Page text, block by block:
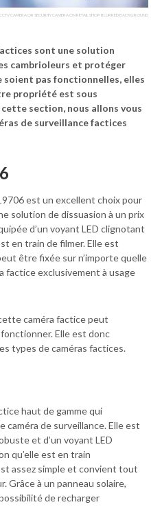
CAMERA OR SECURITY CAMERA ON RETAIL SHOP BLURRED BACKGROUND
sont une solution
cambrioleurs et protéger
soient pas fonctionnelles, elles
propriété est sous
section, nous allons vous
de surveillance factices
est un excellent choix pour
solution de dissuasion à un prix
d’un voyant LED clignotant
en train de filmer. Elle est
être fixée sur n’importe quelle
factice exclusivement à usage
caméra factice peut
Elle est donc
types de caméras factices.
haut de gamme qui
caméra de surveillance. Elle est
et d’un voyant LED
qu’elle est en train
assez simple et convient tout
Grâce à un panneau solaire,
de recharger